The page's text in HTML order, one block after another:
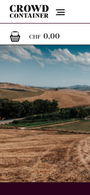
Menu
CHF 0.000